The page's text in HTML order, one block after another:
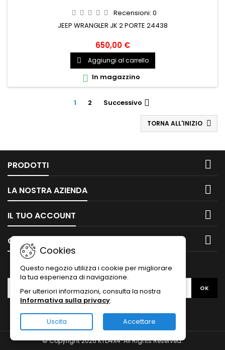
Recensioni: 0
JEEP WRANGLER JK 2 PORTE 24438
650,00 €
 Aggiungi al carrello
 In magazzino
1 2 Successivo 
TORNA ALL'INIZIO 
PRODOTTI 
LA NOSTRA AZIENDA 
IL TUO ACCOUNT 
CONTATTO 
Cookies
Questo negozio utilizza i cookie per migliorare
la tua esperienza di navigazione.
Per ulteriori informazioni, consulta la nostra
Informativa sulla privacy.
Uscita Accettare
NEWSLETTER
© Copyright 2026 KTD4X4. All Rights Reserved.